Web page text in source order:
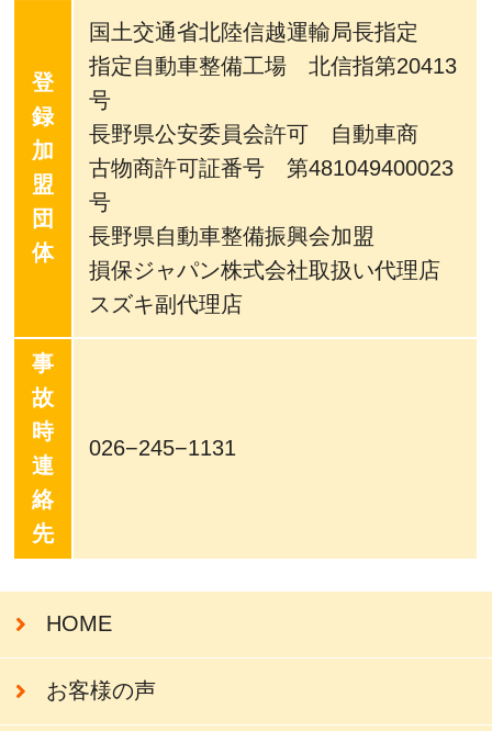
登
録
加
盟
団
体
国土交通省北陸信越運輸局長指定
指定自動車整備工場 北信指第20413
号
長野県公安委員会許可 自動車商
古物商許可証番号 第481049400023
号
長野県自動車整備振興会加盟
損保ジャパン株式会社取扱い代理店
スズキ副代理店
事
故
時
連
絡
先
026−245−1131
HOME
お客様の声